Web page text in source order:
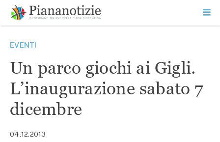
contenuto
SEARCH
EVENTI
Un parco giochi ai Gigli.
L’inaugurazione sabato 7
dicembre
04.12.2013